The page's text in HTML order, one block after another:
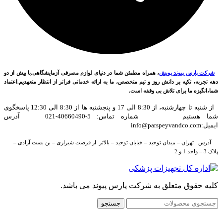
شرکت پارس پیوند پویش، همراه مطمئن شما در دنیای لوازم مصرفی آزمایشگاهی.با بیش از دو
دهه تجربه، تکیه بر دانش روز و تیم متخصص، ما به ارائه خدماتی فراتر از انتظار متعهدیم.اعتماد
شما،انگیزه ما برای تلاش بی وقفه است.
از شنبه تا چهارشنبه، از 8:30 الی 17 و پنجشنبه ها از 8:30 الی 12:30 پاسخگوی
شما هستیم شماره تماس: 5-40660490-021 آدرس
ایمیل:info@parspeyvandco.com
آدرس : تهران – میدان توحید – خیابان توحید – بالاتر از فرصت شیرازی – بن بست آزادی –
پلاک 3 – واحد 1 و 2
کلیه حقوق متعلق به شرکت پارس پیوند می باشد.
جستجو